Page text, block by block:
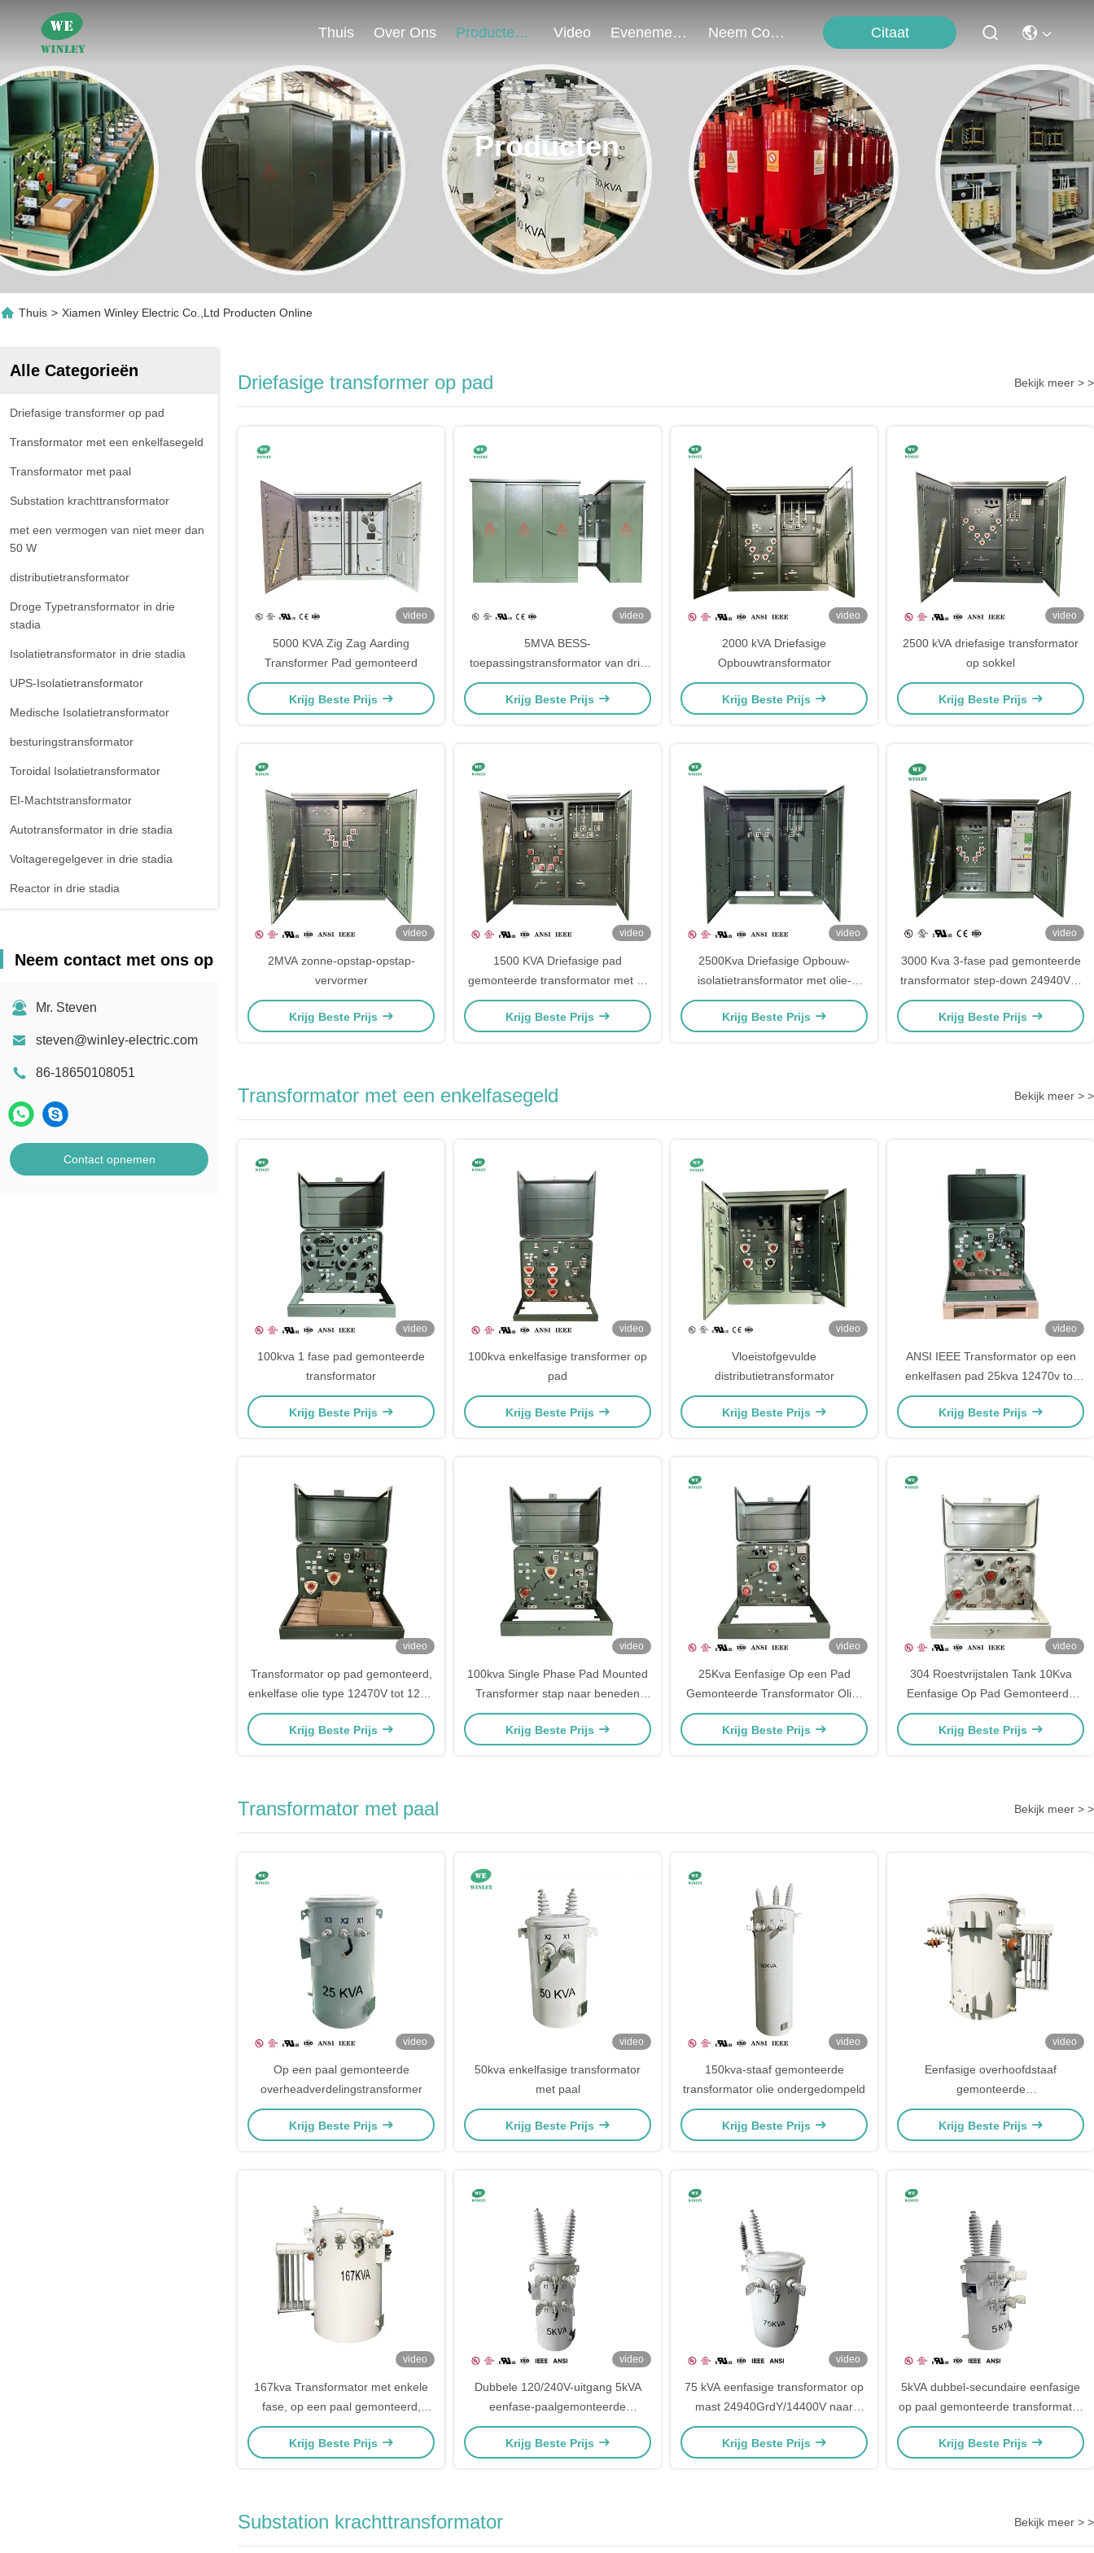
Thuis Over Ons Producten Video Evenementen Neem Contact Met Ons Op Citaat
Producten
Thuis > Xiamen Winley Electric Co.,Ltd Producten Online
Alle Categorieën
Driefasige transformer op pad
Transformator met een enkelfasegeld
Transformator met paal
Substation krachttransformator
met een vermogen van niet meer dan
50 W
distributietransformator
Droge Typetransformator in drie
stadia
Isolatietransformator in drie stadia
UPS-Isolatietransformator
Medische Isolatietransformator
besturingstransformator
Toroidal Isolatietransformator
EI-Machtstransformator
Autotransformator in drie stadia
Voltageregelgever in drie stadia
Reactor in drie stadia
Neem contact met ons op
Mr. Steven
steven@winley-electric.com
86-18650108051
Contact opnemen
Driefasige transformer op pad Bekijk meer > >
video
5000 KVA Zig Zag Aarding
Transformer Pad gemonteerd
Krijg Beste Prijs
video
5MVA BESS-
toepassingstransformator van drie
fasen
Krijg Beste Prijs
video
2000 kVA Driefasige
Opbouwtransformator
Krijg Beste Prijs
video
2500 kVA driefasige transformator
op sokkel
Krijg Beste Prijs
video
2MVA zonne-opstap-opstap-
vervormer
Krijg Beste Prijs
video
1500 KVA Driefasige pad
gemonteerde transformator met 7-
niveaus Off-circuit Tapping Multi-
Voltage Adaptatie en Grounding
Krijg Beste Prijs
video
2500Kva Driefasige Opbouw-
isolatietransformator met olie-
onderdompeling 480V naar 480Y
IEEE ANSI C57
Krijg Beste Prijs
video
3000 Kva 3-fase pad gemonteerde
transformator step-down 24940V &
12470V UL gecertificeerd Voldoet
aan DOE 2016 ANSI IEEE-normen
Krijg Beste Prijs
Transformator met een enkelfasegeld Bekijk meer > >
video
100kva 1 fase pad gemonteerde
transformator
Krijg Beste Prijs
video
100kva enkelfasige transformer op
pad
Krijg Beste Prijs
video
Vloeistofgevulde
distributietransformator
Krijg Beste Prijs
video
ANSI IEEE Transformator op een
enkelfasen pad 25kva 12470v tot
240/120v
Krijg Beste Prijs
video
Transformator op pad gemonteerd,
enkelfase olie type 12470V tot 120V
37,5Kva
Krijg Beste Prijs
video
100kva Single Phase Pad Mounted
Transformer stap naar beneden
vermogen transformer 4160V tot
240V ANSI / IEEE C57
Krijg Beste Prijs
video
25Kva Eenfasige Op een Pad
Gemonteerde Transformator Olie-
ondergedompeld 34500V Naar
120V MV&HV Grondgemonteerde
Krijg Beste Prijs
video
304 Roestvrijstalen Tank 10Kva
Eenfasige Op Pad Gemonteerde
Transformator 13.8KV Naar
240V120V
Krijg Beste Prijs
Transformator met paal Bekijk meer > >
video
Op een paal gemonteerde
overheadverdelingstransformer
Krijg Beste Prijs
video
50kva enkelfasige transformator
met paal
Krijg Beste Prijs
video
150kva-staaf gemonteerde
transformator olie ondergedompeld
Krijg Beste Prijs
video
Eenfasige overhoofdstaaf
gemonteerde
verdelingstransformator 167kva
12kv
Krijg Beste Prijs
video
167kva Transformator met enkele
fase, op een paal gemonteerd,
CSP-type, ondergedompelde
distributie met olie, stap omlaag
Krijg Beste Prijs
video
Dubbele 120/240V-uitgang 5kVA
eenfase-paalgemonteerde
transformator voor distributie van
nutsvoorzieningen op het platteland
Krijg Beste Prijs
video
75 kVA eenfasige transformator op
mast 24940GrdY/14400V naar
120/240V voor distributie op het
platteland
Krijg Beste Prijs
5kVA dubbel-secundaire eenfasige
op paal gemonteerde transformator
24940Y/14400V naar 120/240V
DOE-efficiëntie
Krijg Beste Prijs
Substation krachttransformator Bekijk meer > >